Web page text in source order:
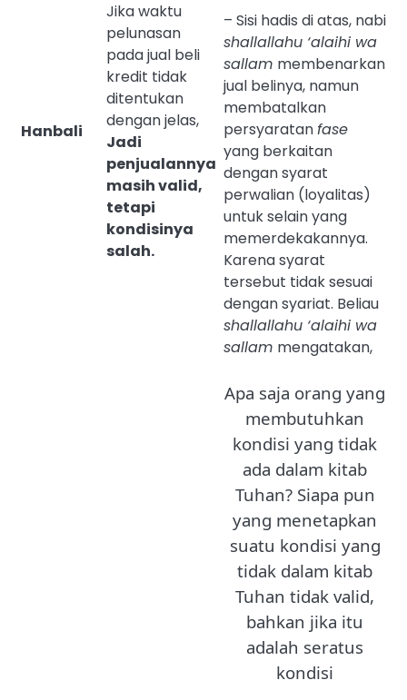
Hanbali
Jika waktu
pelunasan
pada jual beli
kredit tidak
ditentukan
dengan jelas,
Jadi
penjualannya
masih valid,
tetapi
kondisinya
salah.
– Sisi hadis di atas, nabi
shallallahu ‘alaihi wa
sallam membenarkan
jual belinya, namun
membatalkan
persyaratanfase
yang berkaitan
dengan syarat
perwalian (loyalitas)
untuk selain yang
memerdekakannya.
Karena syarat
tersebut tidak sesuai
dengan syariat. Beliau
shallallahu ‘alaihi wa
sallam mengatakan,
Apa saja orang yang
membutuhkan
kondisi yang tidak
ada dalam kitab
Tuhan? Siapa pun
yang menetapkan
suatu kondisi yang
tidak dalam kitab
Tuhan tidak valid,
bahkan jika itu
adalah seratus
kondisi